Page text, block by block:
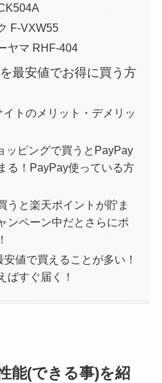
F-VXW55
ヤマ RHF-404
最安値でお得に買う方
トのメリット・デメリッ
ピングで買うとPayPay
る！PayPay使っている方
と楽天ポイントが貯ま
ンペーン中だとさらにポ
値で買えることが多い！
ばすぐ届く！
能(できる事)を紹